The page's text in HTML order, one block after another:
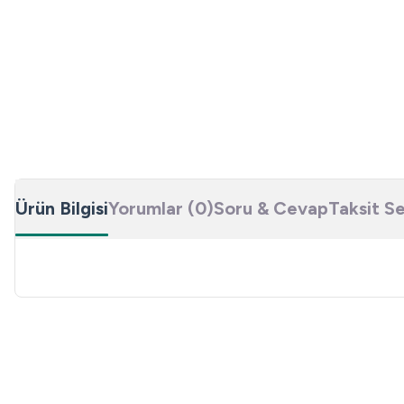
Ürün BilgisiYorumlar (0)Soru & CevapTaksit